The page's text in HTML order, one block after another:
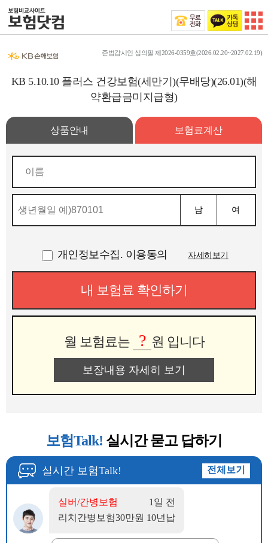
준법감시인 심의필 제2026-0359호(2026.02.20~2027.02.19)
KB 5.10.10 플러스 건강보험(세만기)(무배당)(26.01)(해
약환급금미지급형)
상품안내 보험료계산
남 여
개인정보수집. 이용동의 자세히보기
내 보험료 확인하기
월 보험료는 ? 원 입니다
보장내용 자세히 보기